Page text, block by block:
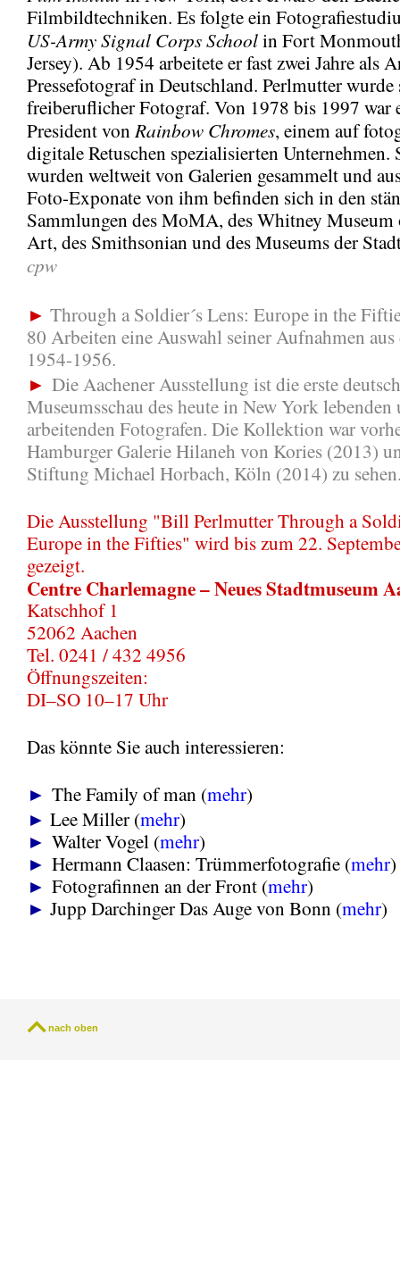
Filmbildtechniken. Es folgte ein
US-Army Signal Corps Schoolin Fort
Jersey). Ab 1954 arbeitete er fast zwei Jahre als
Pressefotograf in Deutschland. Perlmutter wurde
freiberuflicher Fotograf. Von 1978 bis 1997 war
President von Rainbow Chromes, einem auf
digitale Retuschen spezialisierten Unternehmen.
wurden weltweit von Galerien gesammelt und
Foto-Exponate von ihm befinden sich in den
Sammlungen des MoMA, des Whitney
Art, des Smithsonian und des Museums der
cpw
► Through a Soldier´s Lens: Europe in the
80 Arbeiten eine Auswahl seiner Aufnahmen aus
1954-1956.
► Die Aachener Ausstellung ist die erste
Museumsschau des heute in New York lebenden
arbeitenden Fotografen. Die Kollektion war
Hamburger Galerie Hilaneh von Kories (2013)
Stiftung Michael Horbach, Köln (2014) zu
Die Ausstellung "Bill Perlmutter Through a
Europe in the Fifties" wird bis zum 22.
gezeigt.
Centre Charlemagne – Neues Stadtmuseum
Katschhof 1
52062 Aachen
Tel. 0241 / 432 4956
Öffnungszeiten:
DI–SO 10–17 Uhr
Das könnte Sie auch interessieren:
► The Family of man (mehr)
► Lee Miller (mehr)
► Walter Vogel (mehr)
► Hermann Claasen: Trümmerfotografie (mehr)
► Fotografinnen an der Front (mehr)
► Jupp Darchinger Das Auge von Bonn (mehr)
nach oben